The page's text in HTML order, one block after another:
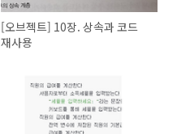
[오브젝트] 10장. 상속과 코드
재사용